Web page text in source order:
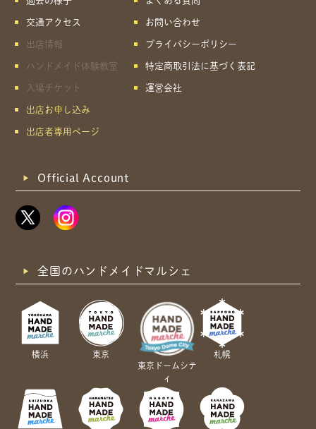
交通アクセス
出店情報
ハンドメイド体験教室
入場チケット
出店お申し込み
出店者専用ページ
お問い合わせ
プライバシーポリシー
特定商取引法に基づく表記
運営会社
Official Account
全国のハンドメイドマルシェ
横浜
東京
東京ドームシテ
ィ
札幌